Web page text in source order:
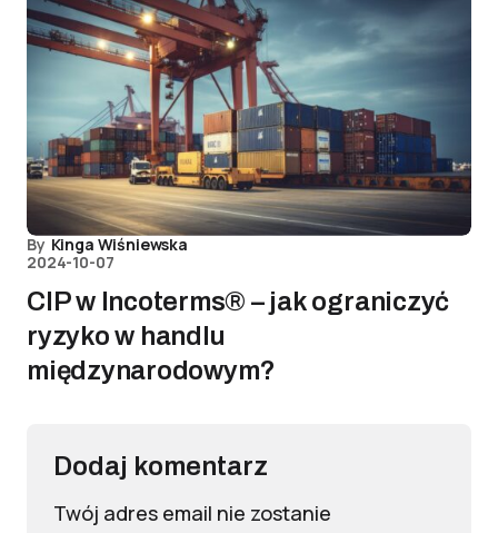
By Kinga Wiśniewska
2024-10-07
CIP w Incoterms® – jak ograniczyć
ryzyko w handlu
międzynarodowym?
Dodaj komentarz
Twój adres email nie zostanie